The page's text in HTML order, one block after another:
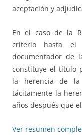
aceptación y
En el caso de la
criterio hasta
documentador de
constituye el título
la herencia de
tácitamente la
años después que
Ver resumen